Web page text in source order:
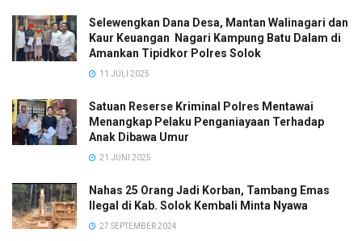
Selewengkan Dana Desa, Mantan Walinagari dan
Kaur Keuangan Nagari Kampung Batu Dalam di
Amankan Tipidkor Polres Solok
11 JULI 2025
Satuan Reserse Kriminal Polres Mentawai
Menangkap Pelaku Penganiayaan Terhadap
Anak Dibawa Umur
21 JUNI 2025
Nahas 25 Orang Jadi Korban, Tambang Emas
Ilegal di Kab. Solok Kembali Minta Nyawa
27 SEPTEMBER 2024